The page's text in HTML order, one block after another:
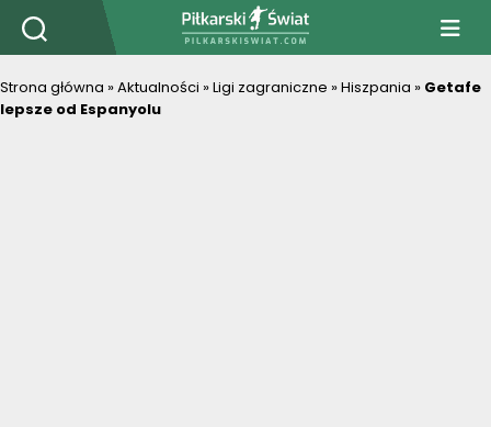
PiłkarskiSwiat.com
Strona główna »Aktualności »Ligi zagraniczne »Hiszpania » Getafe
lepsze od Espanyolu